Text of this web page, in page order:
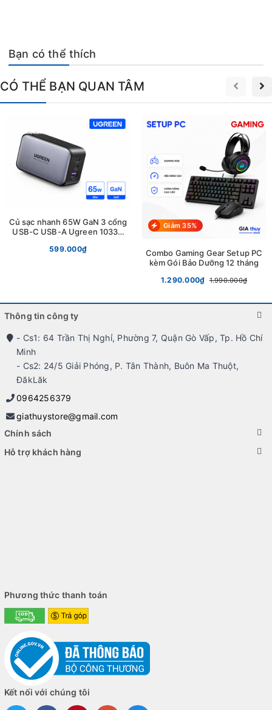
Bạn có thể thích
CÓ THỂ BẠN QUAN TÂM
Củ sạc nhanh 65W GaN 3 cổng
USB-C USB-A Ugreen 10334
chính hãng
599.000₫
Giảm 35%
Combo Gaming Gear Setup PC
kèm Gói Bảo Dưỡng 12 tháng
1.290.000₫ 1.990.000₫
Thông tin công ty
- Cs1: 64 Trần Thị Nghỉ, Phường 7, Quận Gò Vấp, Tp. Hồ Chí
Minh
- Cs2: 24/5 Giải Phóng, P. Tân Thành, Buôn Ma Thuột,
ĐăkLăk
0964256379
giathuystore@gmail.com
Chính sách
Hỗ trợ khách hàng
Phương thức thanh toán
Kết nối với chúng tôi